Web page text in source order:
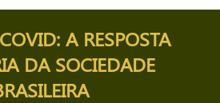
A RESPOSTA
DA SOCIEDADE